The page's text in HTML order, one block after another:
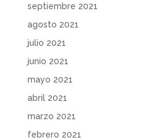
septiembre 2021
agosto 2021
julio 2021
junio 2021
mayo 2021
abril 2021
marzo 2021
febrero 2021